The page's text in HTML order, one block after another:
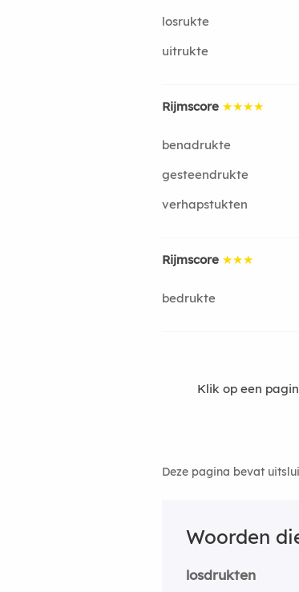
losrukte
uitrukte
Rijmscore ★★★★
benadrukte
gesteendrukte
verhapstukten
Rijmscore ★★★
bedrukte
Klik op een
Deze pagina bevat
Woorden
losdrukten